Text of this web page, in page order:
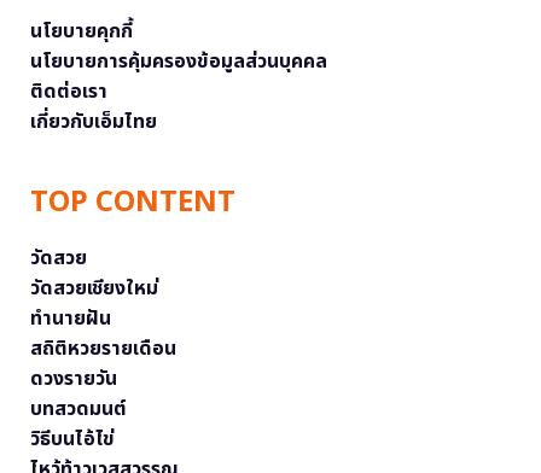
นโยบายคุกกี้
นโยบายการคุ้มครองข้อมูลส่วนบุคคล
ติดต่อเรา
เกี่ยวกับเอ็มไทย
TOP CONTENT
วัดสวย
วัดสวยเชียงใหม่
ทำนายฝัน
สถิติหวยรายเดือน
ดวงรายวัน
บทสวดมนต์
วิธีบนไอ้ไข่